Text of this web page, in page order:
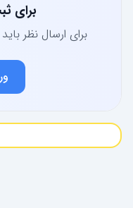
برای
برای ارسال نظر